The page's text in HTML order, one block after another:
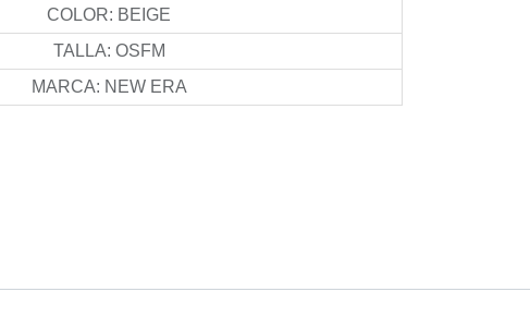
COLOR: BEIGE
TALLA: OSFM
MARCA: NEW ERA